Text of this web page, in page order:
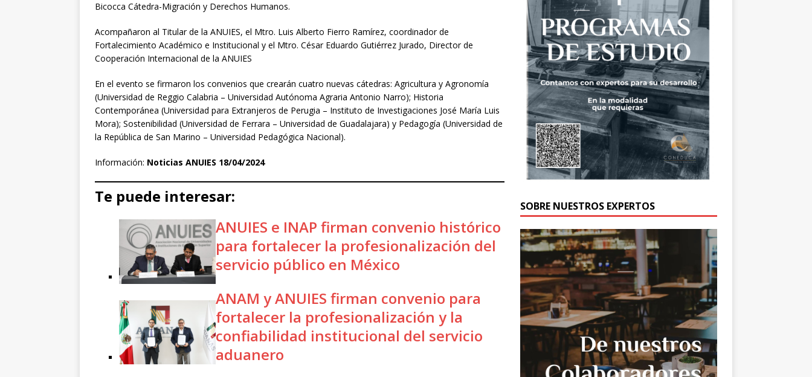
Bicocca Cátedra-Migración y Derechos Humanos.
Acompañaron al Titular de la ANUIES, el Mtro. Luis Alberto Fierro Ramírez, coordinador de
Fortalecimiento Académico e Institucional y el Mtro. César Eduardo Gutiérrez Jurado, Director de
Cooperación Internacional de la ANUIES
En el evento se firmaron los convenios que crearán cuatro nuevas cátedras: Agricultura y Agronomía
(Universidad de Reggio Calabria – Universidad Autónoma Agraria Antonio Narro); Historia
Contemporánea (Universidad para Extranjeros de Perugia – Instituto de Investigaciones José María Luis
Mora); Sostenibilidad (Universidad de Ferrara – Universidad de Guadalajara) y Pedagogía (Universidad de
la República de San Marino – Universidad Pedagógica Nacional).
Información: Noticias ANUIES 18/04/2024
Te puede interesar:
ANUIES e INAP firman convenio histórico
para fortalecer la profesionalización del
servicio público en México
ANAM y ANUIES firman convenio para
fortalecer la profesionalización y la
confiabilidad institucional del servicio
aduanero
SOBRE NUESTROS EXPERTOS